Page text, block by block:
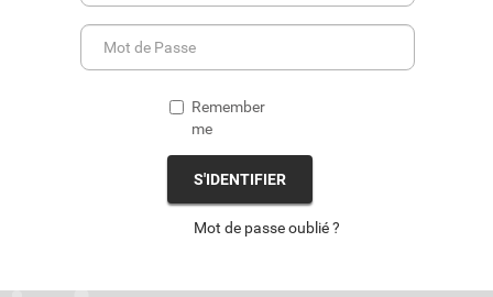
Remember
me
S'IDENTIFIER
Mot de passe oublié ?